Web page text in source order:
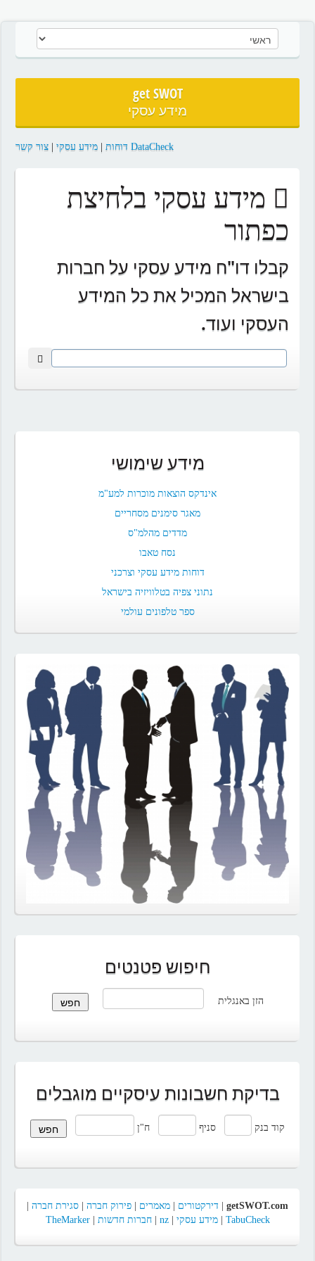
get SWOT
מידע עסקי
DataCheck דוחות | מידע עסקי| צור קשר
מידע עסקי בלחיצת
כפתור
קבלו דו"ח מידע עסקי על חברות
בישראל המכיל את כל המידע
העסקי ועוד.
מידע שימושי
אינדקס הוצאות מוכרות למע"מ
מאגר סימנים מסחריים
מדדים מהלמ"ס
נסח טאבו
דוחות מידע עסקי וצרכני
נתוני צפיה בטלוויזיה בישראל
ספר טלפונים עולמי
חיפוש פטנטים
הזן באנגלית
בדיקת חשבונות עיסקיים מוגבלים
קוד בנק סניף ח"ן
getSWOT.com
| דירקטורים | מאמרים | פירוק חברה | סגירת חברה |
TabuCheck
|מידע עסקי |
nz
|חברות חדשות |
TheMarker